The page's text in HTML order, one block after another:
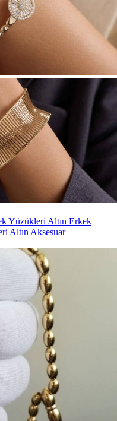
Yüzükleri Altın Erkek
Altın Aksesuar